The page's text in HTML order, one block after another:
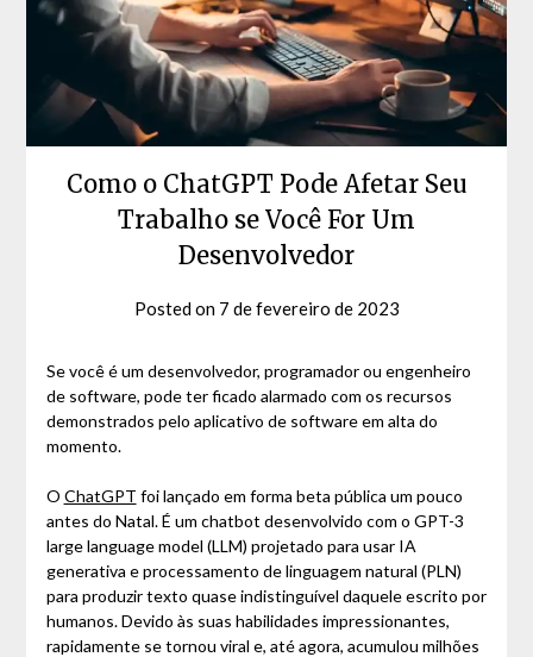
Como o ChatGPT Pode Afetar Seu
Trabalho se Você For Um
Desenvolvedor
Posted on 7 de fevereiro de 2023
Matos
Se você é um desenvolvedor, programador ou engenheiro
de software, pode ter ficado alarmado com os recursos
demonstrados pelo aplicativo de software em alta do
momento.
O ChatGPT foi lançado em forma beta pública um pouco
antes do Natal. É um chatbot desenvolvido com o GPT-3
large language model (LLM) projetado para usar IA
generativa e processamento de linguagem natural (PLN)
para produzir texto quase indistinguível daquele escrito por
humanos. Devido às suas habilidades impressionantes,
rapidamente se tornou viral e, até agora, acumulou milhões